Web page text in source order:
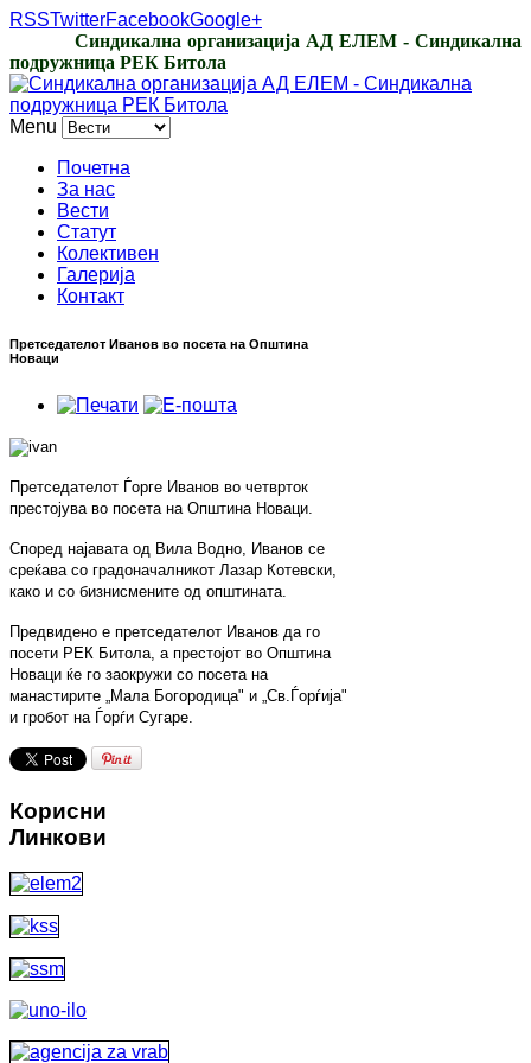
RSSTwitterFacebookGoogle+
Синдикална организација АД ЕЛЕМ - Синдикална
подружница РЕК Битола
Menu
Почетна
За нас
Вести
Статут
Колективен
Галерија
Контакт
Претседателот Иванов во посета на Општина
Новаци
Претседателот Ѓорге Иванов во четврток
престојува во посета на Општина Новаци.
Според најавата од Вила Водно, Иванов се
среќава со градоначалникот Лазар Котевски,
како и со бизнисмените од општината.
Предвидено е претседателот Иванов да го
посети РЕК Битола, а престојот во Општина
Новаци ќе го заокружи со посета на
манастирите „Мала Богородица" и „Св.Ѓорѓија"
и гробот на Ѓорѓи Сугаре.
Корисни
Линкови